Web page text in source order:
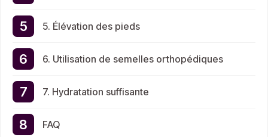
5. Élévation des pieds
6. Utilisation de semelles orthopédiques
7. Hydratation suffisante
FAQ